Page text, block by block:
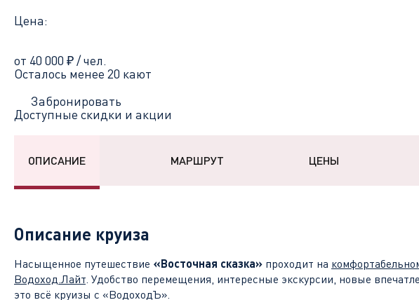
Цена:
от 40 000 ₽/ чел.
Осталось менее 20 кают
Забронировать
Доступные скидки и акции
ОПИСАНИЕ МАРШРУТ ЦЕНЫ
Описание круиза
Насыщенное путешествие «Восточная сказка» проходит на
Водоход.Лайт. Удобство перемещения, интересные экскурсии, новые
это всё круизы с «ВодоходЪ».